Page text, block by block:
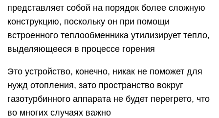
представляет собой на порядок более сложную
конструкцию, поскольку он при помощи
встроенного теплообменника утилизирует тепло,
выделяющееся в процессе горения
Это устройство, конечно, никак не поможет для
нужд отопления, зато пространство вокруг
газотурбинного аппарата не будет перегрето, что
во многих случаях важно